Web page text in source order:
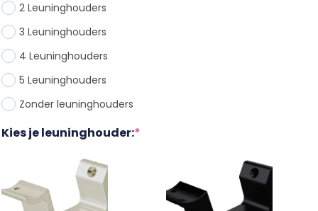
2 Leuninghouders
3 Leuninghouders
4 Leuninghouders
5 Leuninghouders
Zonder leuninghouders
Kies je leuninghouder:*